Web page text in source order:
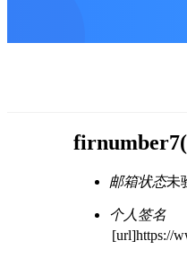
firnumber7
邮箱状态未
个人签名
[url]https://